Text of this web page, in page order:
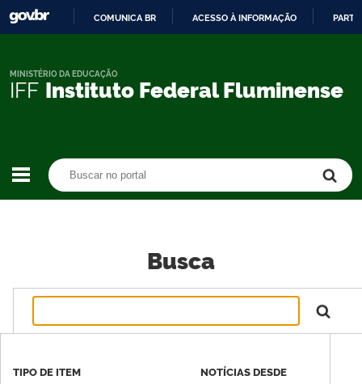
CONTEÚDO
COMUNICA BR ACESSO À INFORMAÇÃO
IFF Instituto Federal Fluminense
MINISTÉRIO DA EDUCAÇÃO
Busca
TIPO DE ITEM NOTÍCIAS DESDE